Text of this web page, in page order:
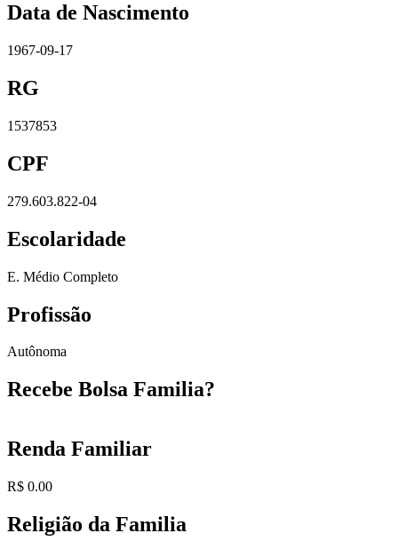
Data de Nascimento
1967-09-17
RG
1537853
CPF
279.603.822-04
Escolaridade
E. Médio Completo
Profissão
Autônoma
Recebe Bolsa Familia?
Renda Familiar
R$ 0.00
Religião da Familia